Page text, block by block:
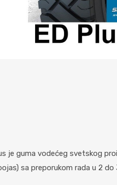
je guma vodećeg svetskog
sa preporukom rada u 2 do